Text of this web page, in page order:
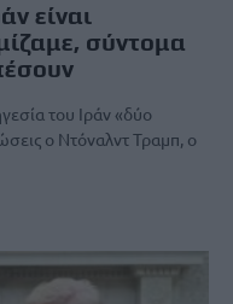
είναι
σύντομα
του Ιράν «δύο
ο Ντόναλντ Τραμπ, ο